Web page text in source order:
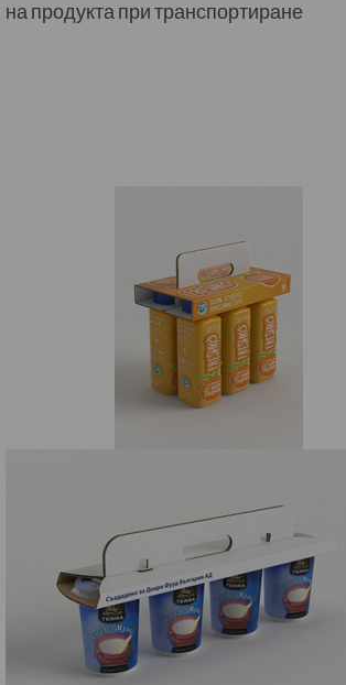
на продукта при транспортиране